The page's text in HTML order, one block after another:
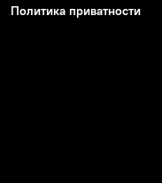
Политика приватности